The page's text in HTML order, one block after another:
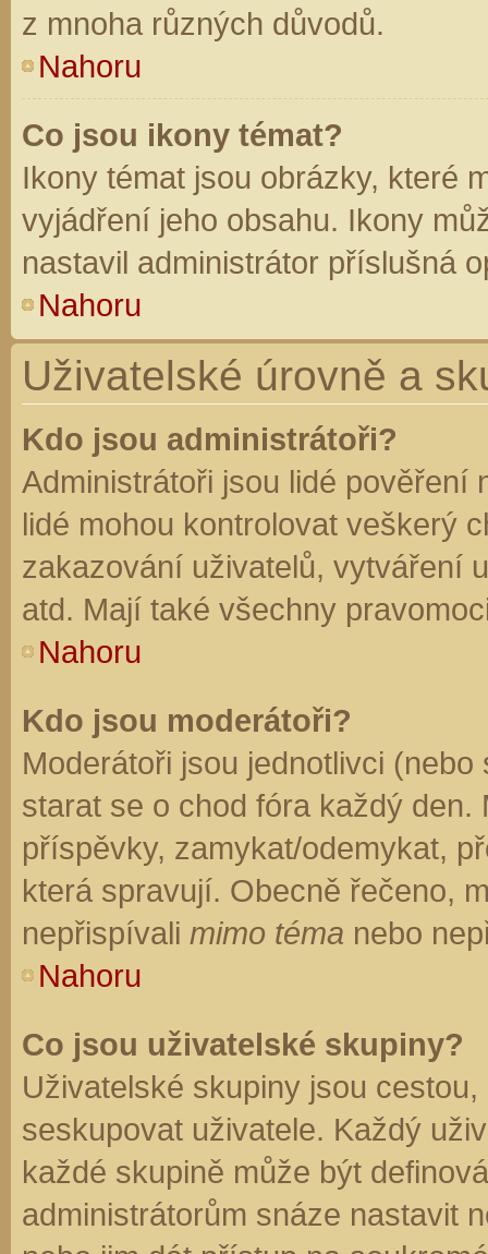
z mnoha různých důvodů.
Nahoru
Co jsou ikony témat?
Ikony témat jsou obrázky, které
vyjádření jeho obsahu. Ikony
nastavil administrátor příslušná
Nahoru
Uživatelské úrovně a
Kdo jsou administrátoři?
Administrátoři jsou lidé pověření
lidé mohou kontrolovat veškerý
zakazování uživatelů, vytváření
atd. Mají také všechny
Nahoru
Kdo jsou moderátoři?
Moderátoři jsou jednotlivci
starat se o chod fóra každý
příspěvky, zamykat/odemykat,
která spravují. Obecně řečeno,
nepřispívali mimo téma nebo
Nahoru
Co jsou uživatelské skupiny?
Uživatelské skupiny jsou
seskupovat uživatele. Každý
každé skupině může být
administrátorům snáze nastavit